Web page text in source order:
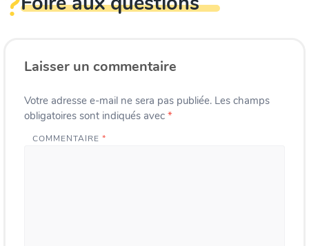
Laisser un commentaire
Votre adresse e-mail ne sera pas publiée. Les champs
obligatoires sont indiqués avec *
COMMENTAIRE *